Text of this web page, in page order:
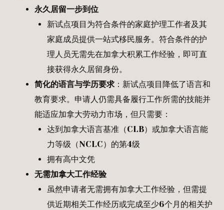
永久居留一步到位
新试点项目为符合条件的家庭护理工作者及其
家庭成员提供一站式移民服务。符合条件的护
理人员无需先在加拿大积累工作经验，即可直
接获得永久居留身份。
简化的语言与学历要求 ：新试点项目降低了语言和
教育要求。申请人仍需具备履行工作所需的技能并
能适应加拿大劳动力市场，但只需要：
达到加拿大语言基准（CLB）或加拿大语言能
力等级（NCLC）的第4级
拥有高中文凭
无需加拿大工作经验
虽然申请者无需拥有加拿大工作经验，但需提
供近期相关工作经历或完成至少6个月的相关护